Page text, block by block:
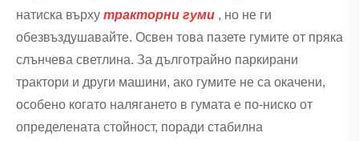
натиска върху тракторни гуми , но не ги
обезвъздушавайте. Освен това пазете гумите от пряка
слънчева светлина. За дълготрайно паркирани
трактори и други машини, ако гумите не са окачени,
особено когато налягането в гумата е по-ниско от
определената стойност, поради стабилна